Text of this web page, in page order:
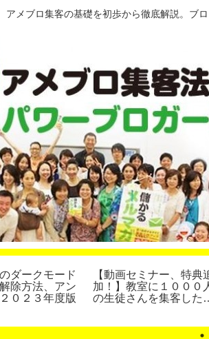
アメブロ集客の基礎を初歩から徹底解説。ブ
ダークモード
除方法、アン
０２３年度版
【動画セミナー、特典
加！】教室に１０００
の生徒さんを集客した